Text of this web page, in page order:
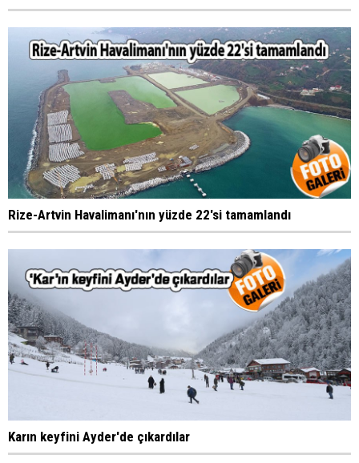
Rize-Artvin Havalimanı'nın yüzde 22'si tamamlandı
Karın keyfini Ayder'de çıkardılar